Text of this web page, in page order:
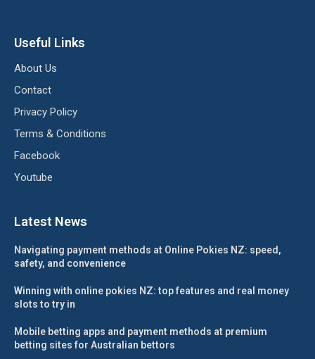
Useful Links
About Us
Contact
Privacy Policy
Terms & Conditions
Facebook
Youtube
Latest News
Navigating payment methods at Online Pokies NZ: speed,
safety, and convenience
Winning with online pokies NZ: top features and real money
slots to try in
Mobile betting apps and payment methods at premium
betting sites for Australian bettors